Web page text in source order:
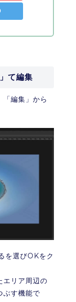
て編集
編集」から
を選びOKをク
エリア周辺の
ぶす機能で